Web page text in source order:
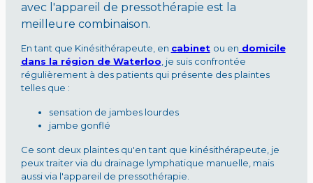
avec l'appareil de pressothérapie est la
meilleure combinaison.
En tant que Kinésithérapeute, en cabinet ou en domicile
dans la région de Waterloo , je suis confrontée
régulièrement à des patients qui présente des plaintes
telles que :
sensation de jambes lourdes
jambe gonflé
Ce sont deux plaintes qu'en tant que kinésithérapeute, je
peux traiter via du drainage lymphatique manuelle, mais
aussi via l'appareil de pressothérapie.